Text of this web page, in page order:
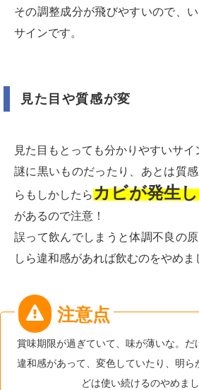
その調整成分が飛びやすいので、
サインです。
見た目や質感が変
見た目もとっても分かりやすいサイ
謎に黒いものだったり、あとは質
らもしかしたらカビが発生
があるので注意！
誤って飲んでしまうと体調不良の
しら違和感があれば飲むのをやめま
賞味期限が過ぎていて、味が薄いな。だ
違和感があって、変色していたり、明ら
どは使い続けるのやめまし